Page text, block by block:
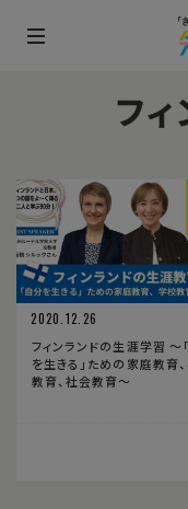
メ
開
閉
す
る
フ
2020.12.26
フィンランドの生涯学習 〜
を生きる」ための家庭教育
教育、社会教育〜